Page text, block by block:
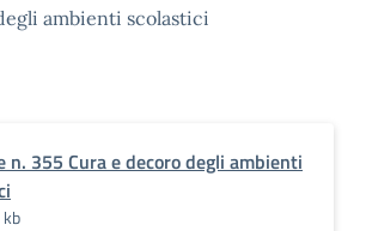
ambienti scolastici
n. 355 Cura e decoro degli ambienti